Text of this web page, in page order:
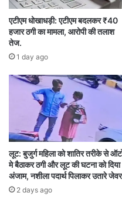
है।
पेट्रोल पंपों पर उमड़ी भीड़,
ईंधन की कमी की खबर
की भारी भीड़ उमड़
लंबी कतारें देखने को
पुलिस बल भी तैनात किया
नागरिकों से अपील की है
भंडारण से बचें। प्रशासन
अधिकारियों के साथ
एटीएम धोखाधड़ी: एटीएम बदलकर ₹40
हजार ठगी का मामला, आरोपी की तलाश
तेज.
1 day ago
लूट: बुजुर्ग महिला को शातिर तरीके से
मे बैठाकर ठगी और लूट की घटना को दिया
अंजाम, नशीला पदार्थ पिलाकर उतारे जेवर
2 days ago